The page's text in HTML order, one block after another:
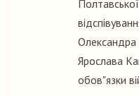
Олександра
Ярослава
обов"язки